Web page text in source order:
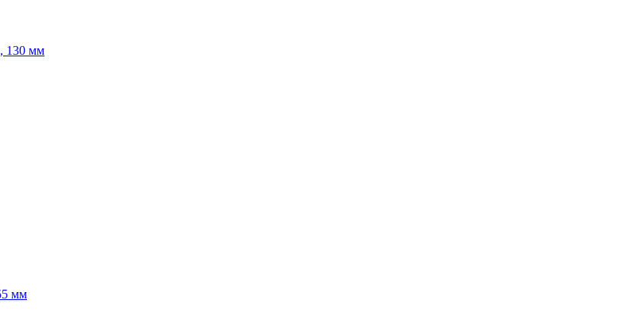
130 мм
мм